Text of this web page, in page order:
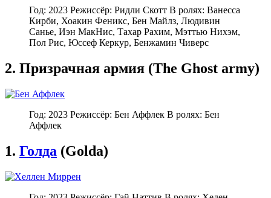
Год: 2023 Режиссёр: Ридли Скотт В ролях: Ванесса
Кирби, Хоакин Феникс, Бен Майлз, Людивин
Санье, Иэн МакНис, Тахар Рахим, Мэттью Нихэм,
Пол Рис, Юссеф Керкур, Бенжамин Чиверс
2. Призрачная армия (The Ghost army)
Год: 2023 Режиссёр: Бен Аффлек В ролях: Бен
Аффлек
1. Голда (Golda)